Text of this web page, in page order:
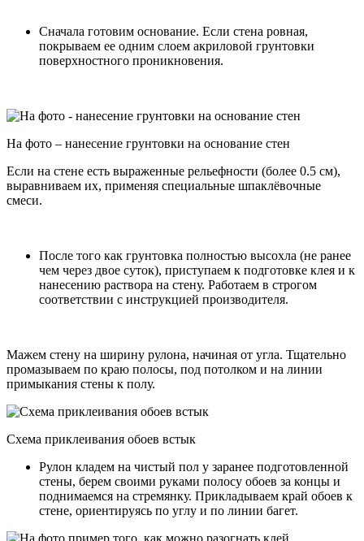
Сначала готовим основание. Если стена ровная,
покрываем ее одним слоем акриловой грунтовки
поверхностного проникновения.
На фото – нанесение грунтовки на основание стен
Если на стене есть выраженные рельефности (более 0.5 см),
выравниваем их, применяя специальные шпаклёвочные
смеси.
После того как грунтовка полностью высохла (не ранее
чем через двое суток), приступаем к подготовке клея и к
нанесению раствора на стену. Работаем в строгом
соответствии с инструкцией производителя.
Мажем стену на ширину рулона, начиная от угла. Тщательно
промазываем по краю полосы, под потолком и на линии
примыкания стены к полу.
Схема приклеивания обоев встык
Рулон кладем на чистый пол у заранее подготовленной
стены, берем своими руками полосу обоев за концы и
поднимаемся на стремянку. Прикладываем край обоев к
стене, ориентируясь по углу и по линии багет.